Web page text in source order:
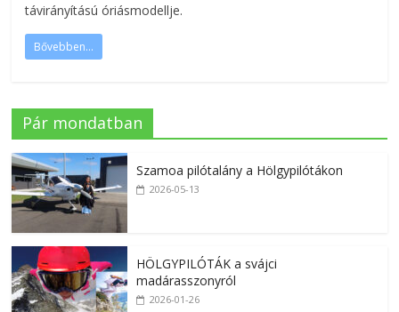
távirányítású óriásmodellje.
Bővebben...
Pár mondatban
Szamoa pilótalány a Hölgypilótákon
2026-05-13
HÖLGYPILÓTÁK a svájci
madárasszonyról
2026-01-26